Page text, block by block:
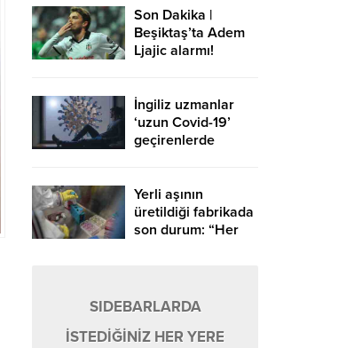
Son Dakika |
Beşiktaş’ta Adem
Ljajic alarmı!
İngiliz uzmanlar
‘uzun Covid-19’
geçirenlerde
çekti
Yerli aşının
üretildiği fabrikada
son durum: “Her
SIDEBARLARDA
İSTEDİĞİNİZ HER YERE